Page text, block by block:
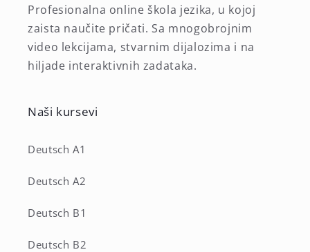
Profesionalna online škola jezika, u kojoj
zaista naučite pričati. Sa mnogobrojnim
video lekcijama, stvarnim dijalozima i na
hiljade interaktivnih zadataka.
Naši kursevi
Deutsch A1
Deutsch A2
Deutsch B1
Deutsch B2